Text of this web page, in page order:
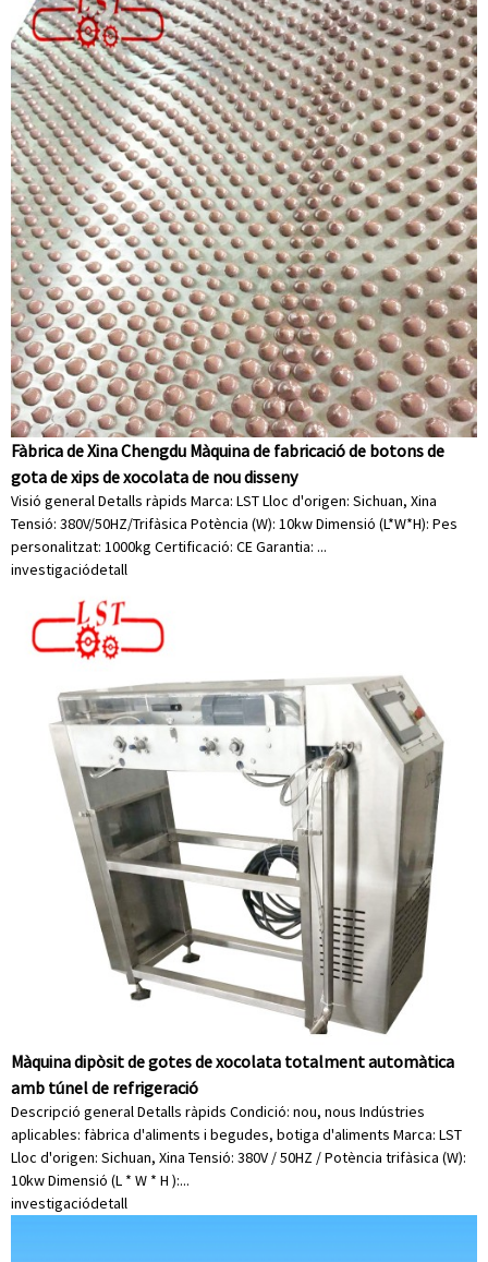
Fàbrica de Xina Chengdu Màquina de fabricació de botons de
gota de xips de xocolata de nou disseny
Visió general Detalls ràpids Marca: LST Lloc d'origen: Sichuan, Xina
Tensió: 380V/50HZ/Trifàsica Potència (W): 10kw Dimensió (L*W*H): Pes
personalitzat: 1000kg Certificació: CE Garantia: ...
investigaciódetall
Màquina dipòsit de gotes de xocolata totalment automàtica
amb túnel de refrigeració
Descripció general Detalls ràpids Condició: nou, nous Indústries
aplicables: fàbrica d'aliments i begudes, botiga d'aliments Marca: LST
Lloc d'origen: Sichuan, Xina Tensió: 380V / 50HZ / Potència trifàsica (W):
10kw Dimensió (L * W * H ):...
investigaciódetall